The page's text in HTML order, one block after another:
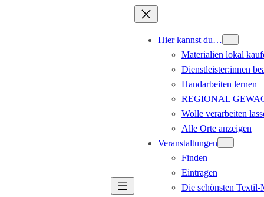
Hier kannst du…
Materialien lokal
Dienstleister:innen
Handarbeiten lernen
REGIONAL
Wolle verarbeiten
Alle Orte anzeigen
Veranstaltungen
Finden
Eintragen
Die schönsten